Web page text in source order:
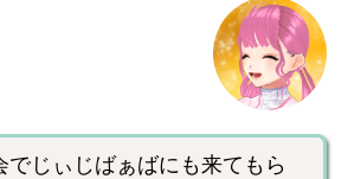
でじぃじばぁばにも来てもら